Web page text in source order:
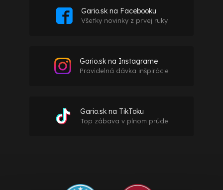
Gario.sk na Facebooku
Všetky novinky z prvej ruky
Gario.sk na Instagrame
Pravidelná dávka inšpirácie
Gario.sk na TikToku
Top zábava v plnom prúde